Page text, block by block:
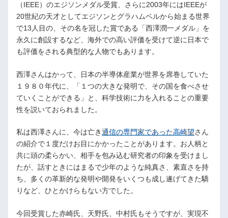
（IEEE）のエジソンメダル受賞、さらに2003年にはIEEEが
20世紀の天才としてエジソンとグラハムベルから始まる世界
で13人目の、その名を冠した賞である「西澤潤一メダル」を
永久に創設するなど、海外での高い評価を受けて逆に日本で
も評価をされる典型的な人物でもあります。
西澤さんはかって、日本の半導体産業が世界を席巻していた
１９８０年代に、「１つの大きな発明で、その国を食べさせ
ていくことができる」と、科学技術に力を入れることの重要
性を説いておられました。
私は西澤さんに、今は亡き通信の専門家であった高崎望さん
の紹介で１度だけお目にかかったことがあります。お人柄と
共に頭の柔らかい、相手を包み込む研究者の印象を受けまし
たが、話すときにはまるで少年のような純真さ、素直さを持
ち、多くの革新的な発明や開発をいくつも成し遂げてきた驕
りなど、ひとかけらもない方でした。
今回受賞した赤崎氏、天野氏、中村氏もそうですが、実現不